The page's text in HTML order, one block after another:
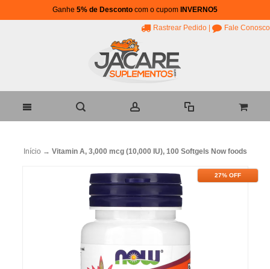
Ganhe 5% de Desconto com o cupom INVERNO5
Rastrear Pedido Fale Conosco
Início → Vitamin A, 3,000 mcg (10,000 IU), 100 Softgels Now foods
27% OFF